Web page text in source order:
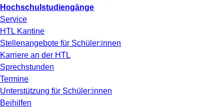
Hochschulstudiengänge
Service
HTL Kantine
Stellenangebote für Schüler:innen
Karriere an der HTL
Sprechstunden
Termine
Unterstützung für Schüler:innen
Beihilfen